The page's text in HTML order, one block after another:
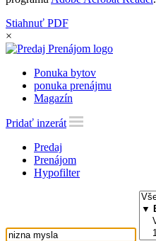
Stiahnuť PDF
×
Ponuka bytov
ponuka prenájmu
Magazín
Pridať inzerát
Predaj
Prenájom
Hypofilter